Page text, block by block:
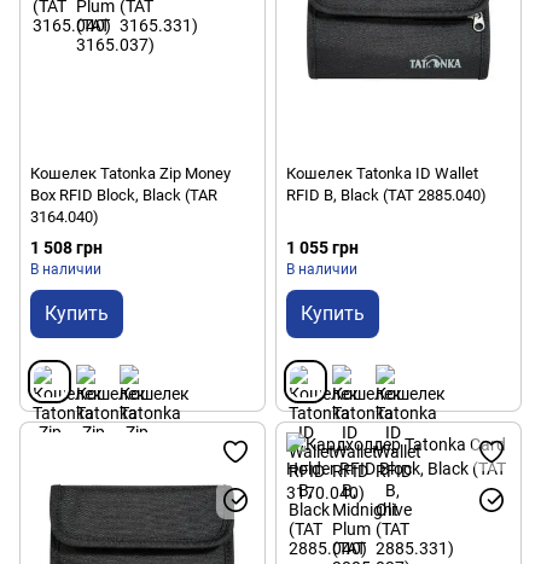
Кошелек Tatonka Zip Money
Box RFID Block, Black (TAR
3164.040)
1 508 грн
В наличии
Купить
Кошелек Tatonka ID Wallet
RFID B, Black (TAT 2885.040)
1 055 грн
В наличии
Купить